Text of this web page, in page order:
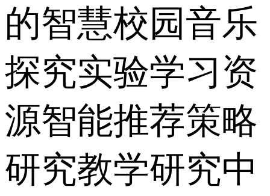
的智慧校园音乐
探究实验学习资
源智能推荐策略
研究教学研究中